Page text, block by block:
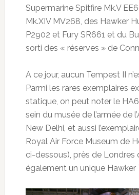
Supermarine Spitfire Mk.V
Mk.XIV MV268, des Hawker
P2902 et Fury SR661 et du
sorti des « réserves » de
A ce jour, aucun Tempest II
Parmi les rares exemplaires
statique, on peut noter le
sein du musée de l’armée de
New Delhi, et aussi
Royal Air Force Museum de
ci-dessous), près de Londres
également un unique Hawker